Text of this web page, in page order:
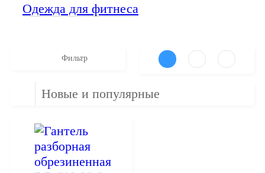
Одежда для фитнеса
Фильтр
Новые и популярные